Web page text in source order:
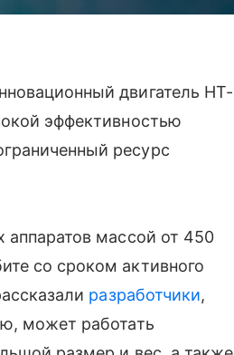
двигатель HT-
эффективностью
ресурс
аппаратов массой от 450
со сроком активного
разработчики,
может работать